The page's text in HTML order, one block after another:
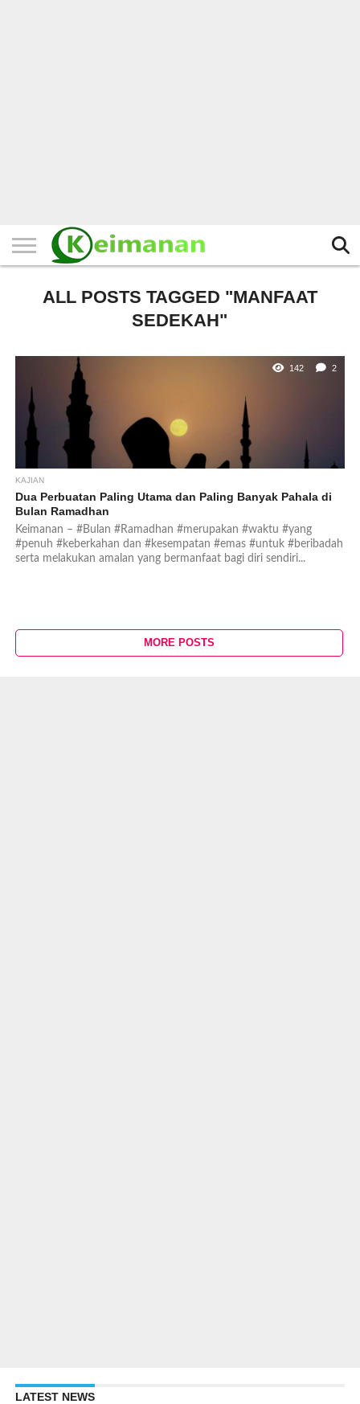
ALL POSTS TAGGED "MANFAAT
SEDEKAH"
142 2
KAJIAN
Dua Perbuatan Paling Utama dan Paling Banyak Pahala di
Bulan Ramadhan
Keimanan – #Bulan #Ramadhan #merupakan #waktu #yang
#penuh #keberkahan dan #kesempatan #emas #untuk #beribadah
serta melakukan amalan yang bermanfaat bagi diri sendiri...
MORE POSTS
LATEST NEWS